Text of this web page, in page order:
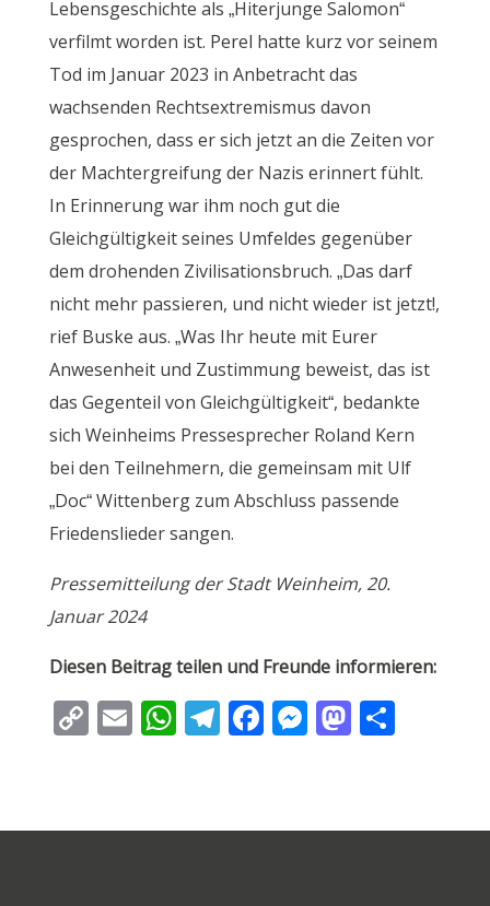
Lebensgeschichte als „Hiterjunge Salomon“
verfilmt worden ist. Perel hatte kurz vor seinem
Tod im Januar 2023 in Anbetracht das
wachsenden Rechtsextremismus davon
gesprochen, dass er sich jetzt an die Zeiten vor
der Machtergreifung der Nazis erinnert fühlt.
In Erinnerung war ihm noch gut die
Gleichgültigkeit seines Umfeldes gegenüber
dem drohenden Zivilisationsbruch. „Das darf
nicht mehr passieren, und nicht wieder ist jetzt!,
rief Buske aus. „Was Ihr heute mit Eurer
Anwesenheit und Zustimmung beweist, das ist
das Gegenteil von Gleichgültigkeit“, bedankte
sich Weinheims Pressesprecher Roland Kern
bei den Teilnehmern, die gemeinsam mit Ulf
„Doc“ Wittenberg zum Abschluss passende
Friedenslieder sangen.
Pressemitteilung der Stadt Weinheim, 20.
Januar 2024
Diesen Beitrag teilen und Freunde informieren:
C
y
E
l
W
s
T
gr
F
b
M
e
M
d
T
n